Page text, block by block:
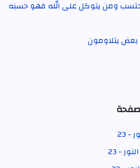
ومن يتوكل على الله فهو حسبه
يتلاومون
23
- 23